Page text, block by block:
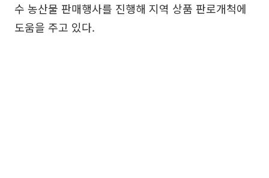
수 농산물 판매행사를 진행해 지역 상품 판로개척에
도움을 주고 있다.